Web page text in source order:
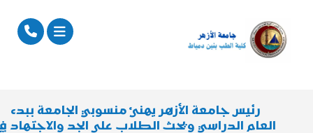
رئيس جامعة الأزهر يهنئ منسوبي الجامعة ببدء
العام الدراسي ويحث الطلاب على الجد والاجتهاد